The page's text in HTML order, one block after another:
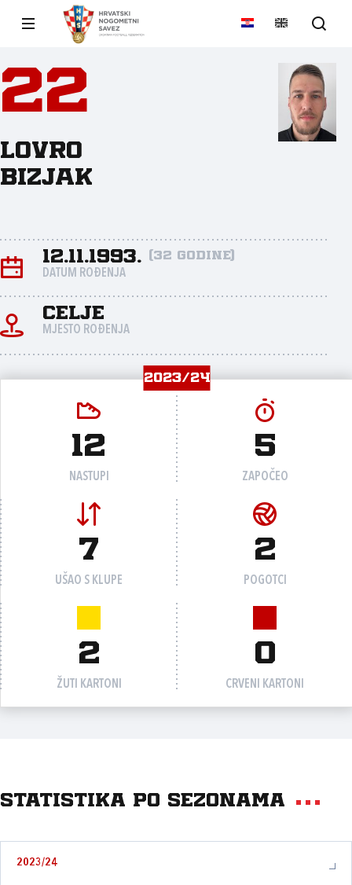
22
Lovro
Bizjak
12.11.1993. (32 godine)
DATUM ROĐENJA
Celje
MJESTO ROĐENJA
2023/24
12
NASTUPI
5
ZAPOČEO
7
UŠAO S KLUPE
2
POGOTCI
2
ŽUTI KARTONI
0
CRVENI KARTONI
Statistika po sezonama
2023/24